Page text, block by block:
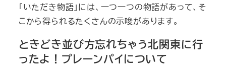
「いただき物語」には、一つ一つの物語があって、そ
こから得られるたくさんの示唆があります。
ときどき並び方忘れちゃう北関東に行
ったよ！プレーンパイについて